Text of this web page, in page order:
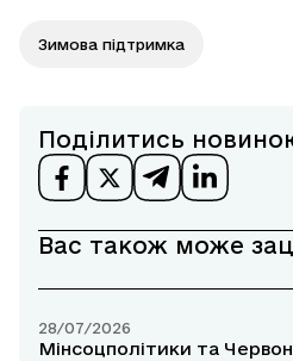
Зимова підтримка
Поділитись
Вас також може
28/07/2026
Мінсоцполітики та